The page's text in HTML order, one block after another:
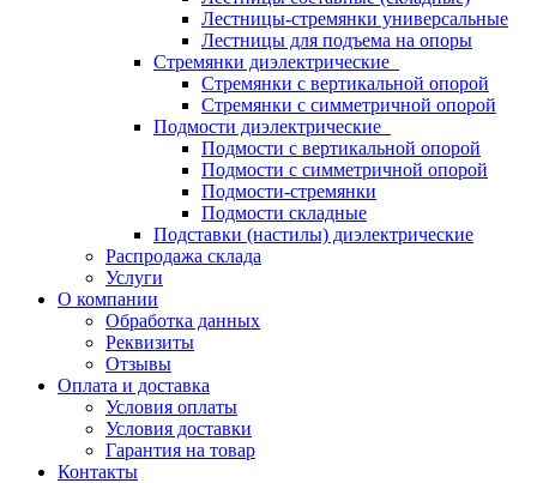
Лестницы-стремянки универсальные
Лестницы для подъема на опоры
Стремянки диэлектрические
Стремянки с вертикальной опорой
Стремянки с симметричной опорой
Подмости диэлектрические
Подмости с вертикальной опорой
Подмости с симметричной опорой
Подмости-стремянки
Подмости складные
Подставки (настилы) диэлектрические
Распродажа склада
Услуги
О компании
Обработка данных
Реквизиты
Отзывы
Оплата и доставка
Условия оплаты
Условия доставки
Гарантия на товар
Контакты